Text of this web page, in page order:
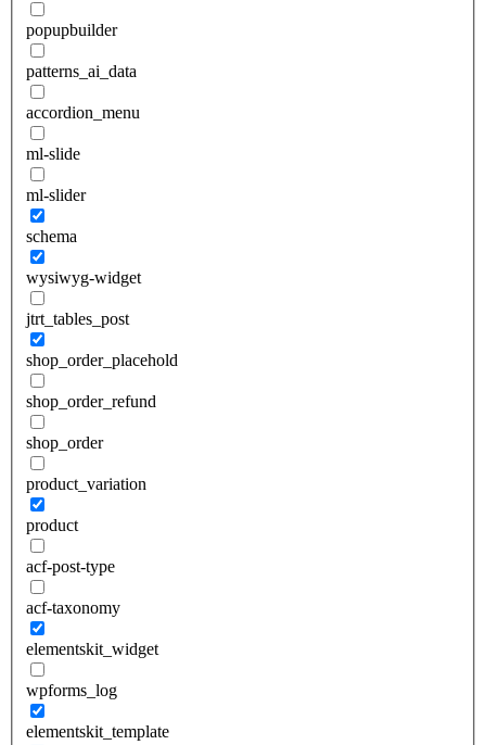
popupbuilder
patterns_ai_data
accordion_menu
ml-slide
ml-slider
schema
wysiwyg-widget
jtrt_tables_post
shop_order_placehold
shop_order_refund
shop_order
product_variation
product
acf-post-type
acf-taxonomy
elementskit_widget
wpforms_log
elementskit_template